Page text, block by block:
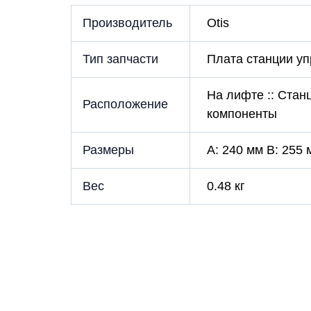
Производитель Otis
Тип запчасти Плата станции
Расположение
На лифте ::
компоненты
Размеры A: 240 мм B: 255
Вес 0.48 кг